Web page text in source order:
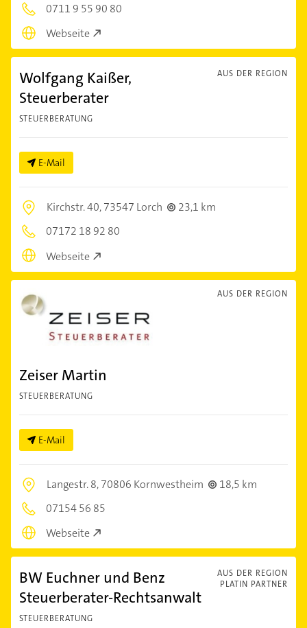
0711 9 55 90 80
Webseite
AUS DER REGION
Wolfgang Kaißer,
Steuerberater
STEUERBERATUNG
E-Mail
Kirchstr. 40,73547 Lorch
23,1 km
07172 18 92 80
Webseite
AUS DER REGION
Zeiser Martin
STEUERBERATUNG
E-Mail
Langestr. 8,70806 Kornwestheim
18,5 km
07154 56 85
Webseite
AUS DER REGION
PLATIN PARTNER
BW Euchner und Benz
Steuerberater-Rechtsanwalt
STEUERBERATUNG